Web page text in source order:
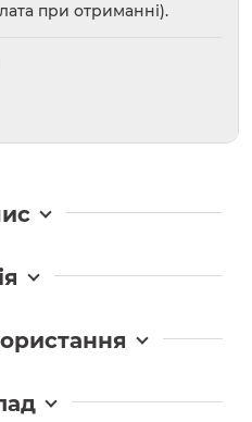
при отриманні).